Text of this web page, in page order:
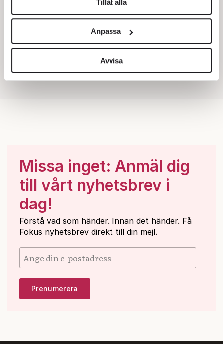
Vi använder enhetsidentifierare för att anpassa innehållet
för sociala medier och analysera vår trafik. Vi
vidarebefordrar även sådana identifierare och annan
information från din enhet till de sociala medier och
annons- och analysföretag som vi samarbetar med.
Dessa kan i sin tur kombinera informationen med annan
Tillåt alla
Anpassa
Avvisa
Missa inget: Anmäl dig
till vårt nyhetsbrev i
dag!
Förstå vad som händer. Innan det händer. Få
Fokus nyhetsbrev direkt till din mejl.